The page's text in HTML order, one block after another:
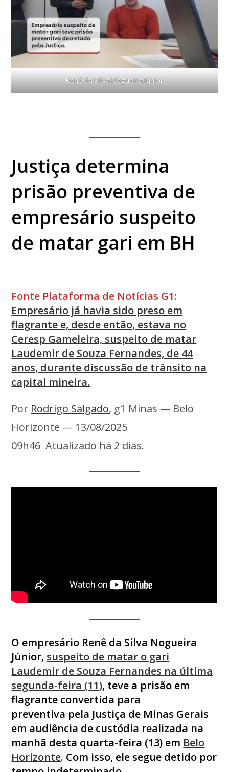
Renê da Silva Nogueira Júnior
Justiça determina
prisão preventiva de
empresário suspeito
de matar gari em BH
Fonte Plataforma de Notícias G1:
Empresário já havia sido preso em
flagrante e, desde então, estava no
Ceresp Gameleira, suspeito de matar
Laudemir de Souza Fernandes, de 44
anos, durante discussão de trânsito na
capital mineira.
Por Rodrigo Salgado, g1 Minas — Belo
Horizonte — 13/08/2025
09h46 Atualizado há 2 dias.
O empresário Renê da Silva Nogueira
Júnior, suspeito de matar o gari
Laudemir de Souza Fernandes na última
segunda-feira (11), teve a prisão em
flagrante convertida para
preventiva pela Justiça de Minas Gerais
em audiência de custódia realizada na
manhã desta quarta-feira (13) em Belo
Horizonte. Com isso, ele segue detido por